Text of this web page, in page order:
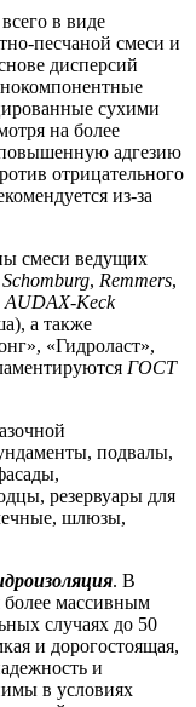
в виде
песчаной смеси и
дисперсий
сухими
на более
адгезию
отрицательного
из-за
смеси ведущих
Schomburg, Remmers,
AUDAX-Keck
а также
«Гидроласт»,
ГОСТ
подвалы,
резервуары для
шлюзы,
. В
более массивным
случаях до 50
и дорогостоящая,
и
в условиях